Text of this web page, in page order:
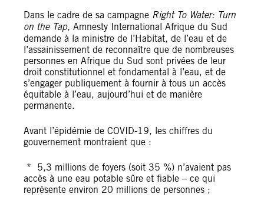
Dans le cadre de sa campagne Right To Water: Turn
on the Tap, Amnesty International Afrique du Sud
demande à la ministre de l’Habitat, de l’eau et de
l’assainissement de reconnaître que de nombreuses
personnes en Afrique du Sud sont privées de leur
droit constitutionnel et fondamental à l’eau, et de
s’engager publiquement à fournir à tous un accès
équitable à l’eau, aujourd’hui et de manière
permanente.
Avant l’épidémie de COVID-19, les chiffres du
gouvernement montraient que :
* 5,3 millions de foyers (soit 35 %) n’avaient pas
accès à une eau potable sûre et fiable – ce qui
représente environ 20 millions de personnes ;